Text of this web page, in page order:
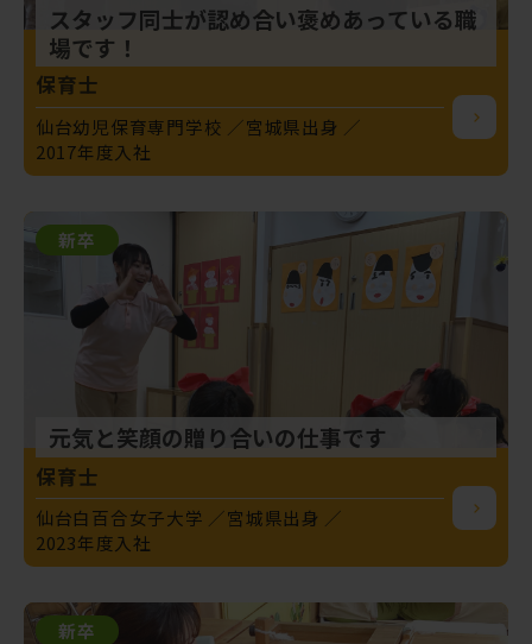
スタッフ同士が認め合い褒めあっている職
場です！
保育士
仙台幼児保育専門学校
宮城県出身
2017年度入社
新卒
元気と笑顔の贈り合いの仕事です
保育士
仙台白百合女子大学
宮城県出身
2023年度入社
新卒